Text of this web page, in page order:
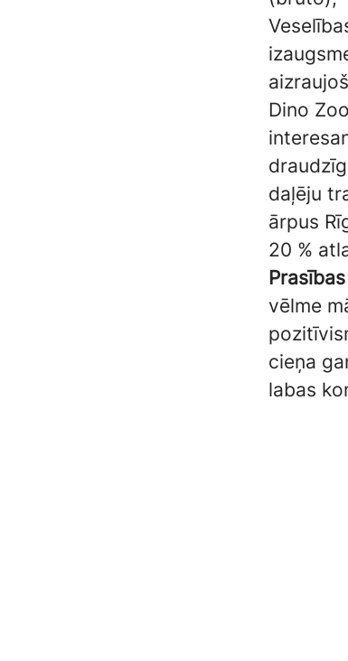
Dino
daļēju
ārpus
20 %
vēlme
cieņa
labas